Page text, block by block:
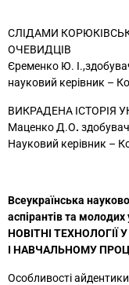
СЛІДАМИ
ОЧЕВИДЦІВ
Єременко Ю.
науковий керівник –
ВИКРАДЕНА ІСТОРІЯ
Маценко Д.О.
Науковий керівник –
Всеукраїнська
аспірантів та молодих
НОВІТНІ ТЕХНОЛОГІЇ
І НАВЧАЛЬНОМУ
Особливості